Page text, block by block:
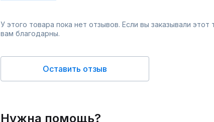
У этого товара пока нет отзывов. Если вы заказывали
вам благодарны.
Оставить отзыв
Нужна помощь?